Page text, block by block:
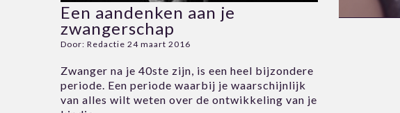
Een aandenken aan je
zwangerschap
Door: Redactie 24 maart 2016
Zwanger na je 40ste zijn, is een heel bijzondere
periode. Een periode waarbij je waarschijnlijk
van alles wilt weten over de ontwikkeling van je